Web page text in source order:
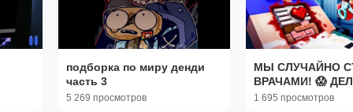
подборка по миру денди
часть 3
5 269 просмотров
МЫ СЛУЧАЙНО
ВРАЧАМИ! 😱
ОПЕРАЦИЮ!
1 695 просмотров